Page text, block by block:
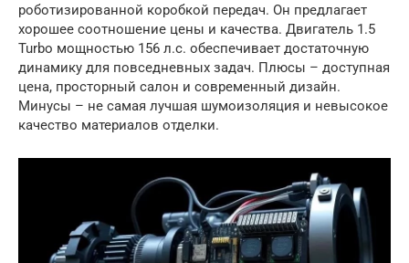
роботизированной коробкой передач. Он предлагает
хорошее соотношение цены и качества. Двигатель 1.5
Turbo мощностью 156 л.с. обеспечивает достаточную
динамику для повседневных задач. Плюсы – доступная
цена, просторный салон и современный дизайн.
Минусы – не самая лучшая шумоизоляция и невысокое
качество материалов отделки.